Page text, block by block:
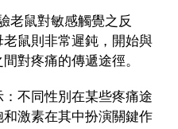
老鼠對敏感觸覺之反
鼠則非常遲鈍，開始與
對疼痛的傳遞途徑。
不同性別在某些疼痛途
激素在其中扮演關鍵作